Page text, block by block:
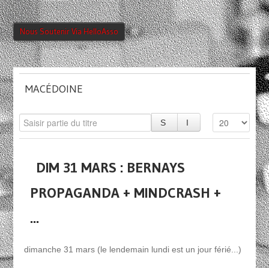
Nous Soutenir Via HelloAsso
MACÉDOINE
DIM 31 MARS : BERNAYS
PROPAGANDA + MINDCRASH +
...
dimanche 31 mars (le lendemain lundi est un jour férié...)